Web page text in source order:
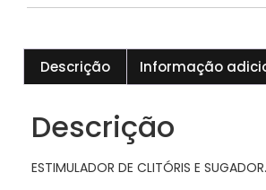
Descrição Informação
Descrição
ESTIMULADOR DE CLITÓRIS E SUGADOR.